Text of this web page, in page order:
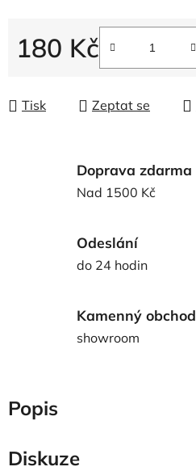
180 Kč
Tisk Zeptat se
Doprava zdarma
Nad 1500 Kč
Odeslání
do 24 hodin
Kamenný obchod
showroom
Popis
Diskuze